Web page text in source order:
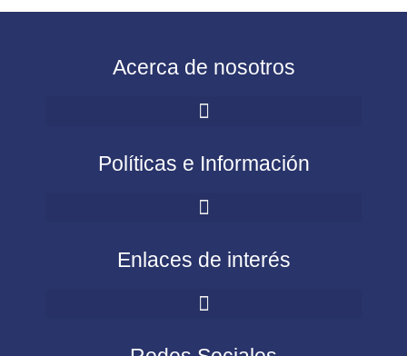
Acerca de nosotros
Políticas e Información
Enlaces de interés